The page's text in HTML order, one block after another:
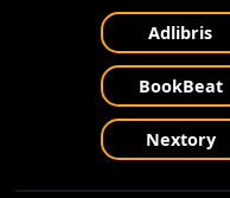
Adlibris
BookBeat
Nextory